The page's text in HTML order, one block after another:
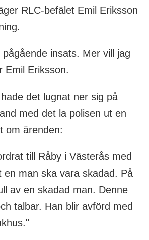
RLC-befälet Emil Eriksson
insats. Mer vill jag
Emil Eriksson.
det lugnat ner sig på
med det la polisen ut en
om ärenden:
till Råby i Västerås med
en man ska vara skadad. På
av en skadad man. Denne
talbar. Han blir avförd med